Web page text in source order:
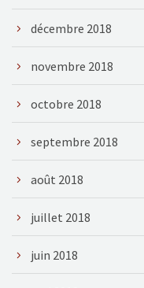
décembre 2018
novembre 2018
octobre 2018
septembre 2018
août 2018
juillet 2018
juin 2018